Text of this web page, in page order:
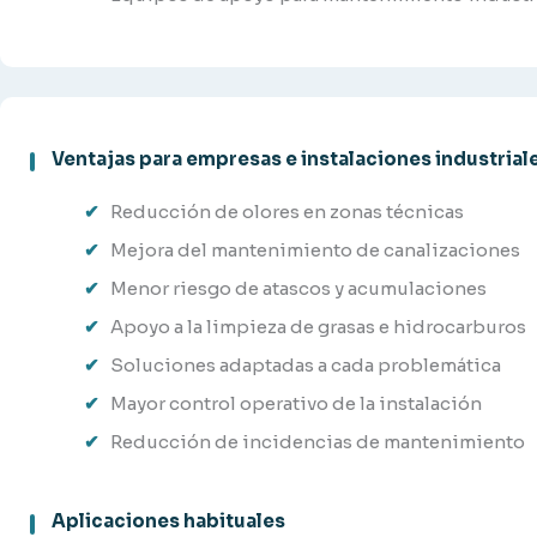
Ventajas para empresas e instalaciones
Reducción de olores en zonas técnicas
Mejora del mantenimiento de canalizaciones
Menor riesgo de atascos y acumulaciones
Apoyo a la limpieza de grasas e hidrocarburos
Soluciones adaptadas a cada problemática
Mayor control operativo de la instalación
Reducción de incidencias de mantenimiento
Aplicaciones habituales